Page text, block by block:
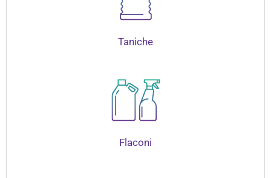
Taniche
Flaconi